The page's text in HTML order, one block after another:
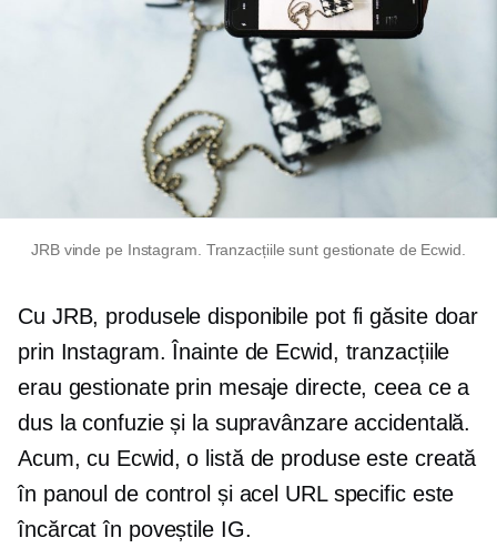
JRB vinde pe Instagram. Tranzacțiile sunt gestionate de Ecwid.
Cu JRB, produsele disponibile pot fi găsite doar
prin Instagram. Înainte de Ecwid, tranzacțiile
erau gestionate prin mesaje directe, ceea ce a
dus la confuzie și la supravânzare accidentală.
Acum, cu Ecwid, o listă de produse este creată
în panoul de control și acel URL specific este
încărcat în poveștile IG.